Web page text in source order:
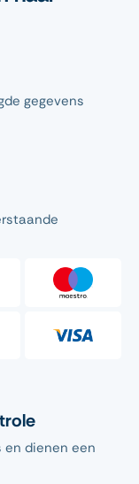
gegevens
en dienen een